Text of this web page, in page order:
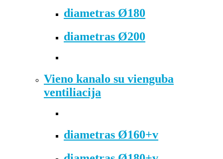
diametras Ø180
diametras Ø200
Vieno kanalo su vienguba
ventiliacija
diametras Ø160+v